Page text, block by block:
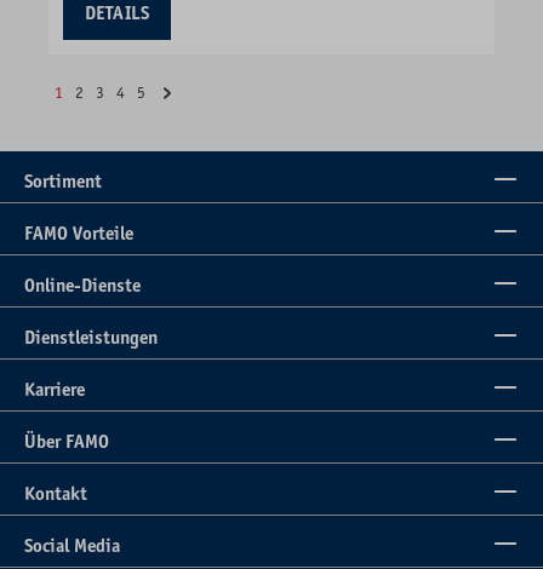
DETAILS
1 2 3 4 5
Sortiment
FAMO Vorteile
Online-Dienste
Dienstleistungen
Karriere
Über FAMO
Kontakt
Social Media